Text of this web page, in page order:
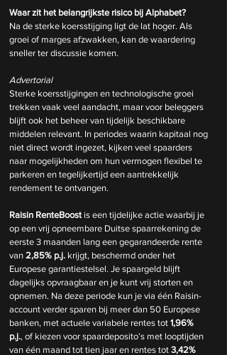
Waar zit het belangrijkste risico bij Alphabet?
Na de sterke koersstijging ligt de lat hoger. Als
groei of marges afzwakken, kan de waardering
sneller ter discussie komen.
Advertorial
Sterke koersstijgingen en technologische groei
trekken vaak veel aandacht, maar voor beleggers
blijft ook het beheer van tijdelijk beschikbare
middelen relevant. In periodes waarin kapitaal nog
niet direct wordt ingezet, kijken veel spaarders
naar mogelijkheden om hun vermogen flexibel te
parkeren en tegelijkertijd een aantrekkelijk
rendement te ontvangen.
Raisin RenteBoost is een tijdelijke actie waarbij je
op een vrij opneembare Duitse spaarrekening de
eerste 3 maanden lang een gegarandeerde rente
van 2,85% p.j. krijgt, beschermd onder het
Europese garantiestelsel. Je spaargeld blijft
dagelijks opvraagbaar en je kunt vrij storten en
opnemen. Na deze periode kun je via één Raisin-
account verder sparen bij meer dan 50 Europese
banken, met actuele variabele rentes tot 1,96%
p.j., of kiezen voor spaardeposito’s met looptijden
van één maand tot tien jaar en rentes tot 3,42%